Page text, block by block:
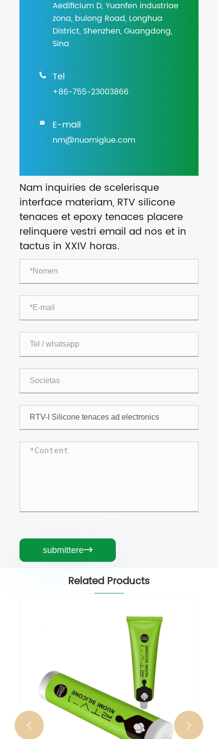
Aedificium D, Yuanfen industriae
zona, bulong Road, Longhua
District, Shenzhen, Guangdong,
Sina
 Tel
+86-755-23003866
 E-mail
nm@nuomiglue.com
Nam inquiries de scelerisque
interface materiam, RTV silicone
tenaces et epoxy tenaces placere
relinquere vestri email ad nos et in
tactus in XXIV horas.
submittere
Related Products
RTV-I Silicone tenaces ad currus
View More >>
 